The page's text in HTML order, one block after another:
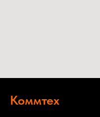
Коммтех